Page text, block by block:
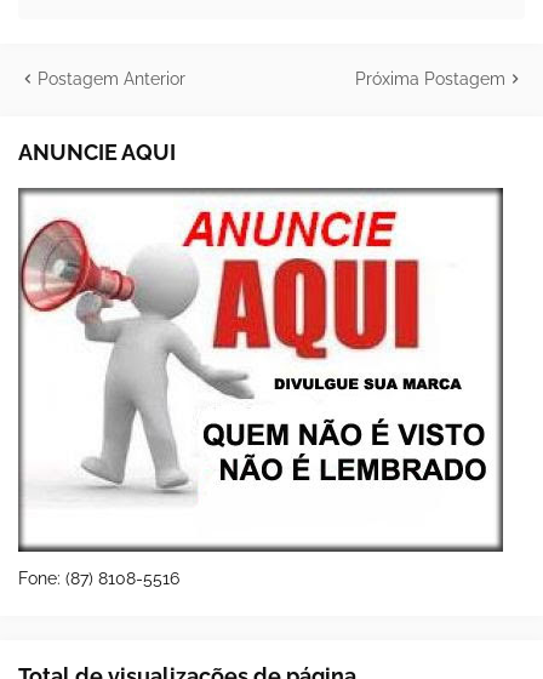
Postagem Anterior Próxima Postagem
ANUNCIE AQUI
Fone: (87) 8108-5516